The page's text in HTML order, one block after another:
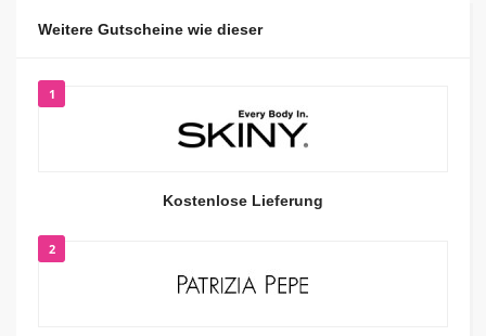
Weitere Gutscheine wie dieser
1
Kostenlose Lieferung
2